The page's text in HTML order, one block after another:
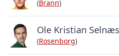
(Brann)
Ole Kristian Selnæs
(Rosenborg)